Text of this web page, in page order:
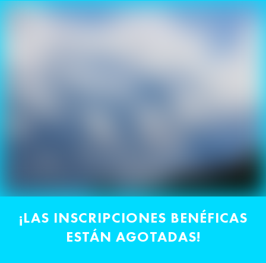
¡LAS INSCRIPCIONES BENÉFICAS
ESTÁN AGOTADAS!